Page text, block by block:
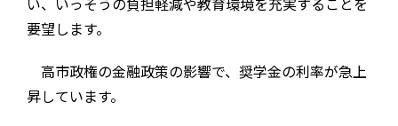
要望します。
高市政権の金融政策の影響で、奨学金の利率が急上
昇しています。